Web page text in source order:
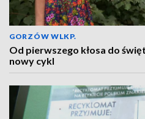
GORZÓW WLKP.
Od pierwszego kłosa do
nowy cykl